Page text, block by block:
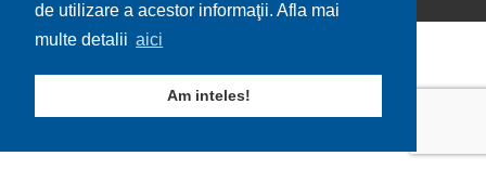
de utilizare a acestor informaţii. Afla mai
multe detalii aici
Am inteles!